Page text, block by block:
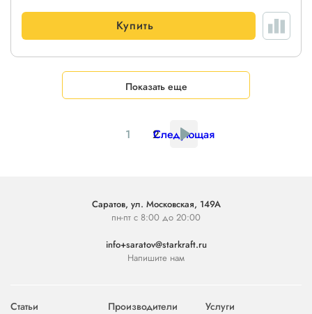
Купить
Показать еще
1 2
Следующая
Саратов, ул. Московская, 149А
пн-пт с 8:00 до 20:00
info+saratov@starkraft.ru
Напишите нам
Статьи Производители Услуги